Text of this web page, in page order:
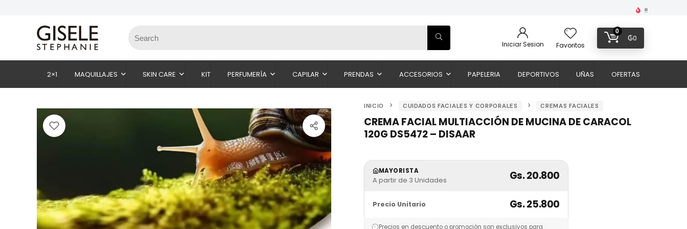
!!
Iniciar Sesion Favoritos
0
₲0
2×1 MAQUILLAJES SKIN CARE KIT PERFUMERÍA CAPILAR PRENDAS ACCESORIOS PAPELERIA DEPORTIVOS UÑAS OFERTAS
INICIO CUIDADOS FACIALES Y CORPORALES CREMAS FACIALES
CREMA FACIAL MULTIACCIÓN DE MUCINA DE CARACOL
120G DS5472 – DISAAR
MAYORISTA
A partir de 3 Unidades Gs. 20.800
Precio Unitario Gs. 25.800
Precios en descuento o promoción son exclusivos para